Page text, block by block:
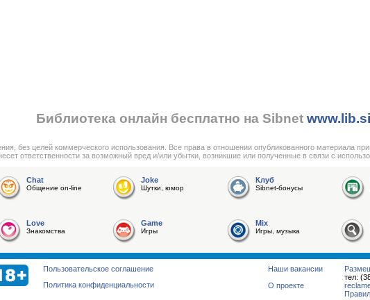
Библиотека онлайн бесплатно на Sibnet
без целей коммерческого использования. Все права в отношении опубликованного материала
ответственности за возможный вред и/или убытки, возникшие или полученные в связи с
Chat
Общение on-line
Joke
Шутки, юмор
Клуб
Sibnet-бонусы
Love
Знакомства
Game
Игры
Mix
Игры, музыка
тел:
Наши вакансии
О проекте
Пользовательское соглашение
Политика конфиденциальности